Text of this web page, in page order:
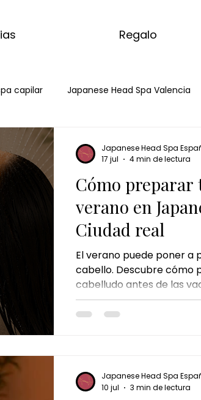
Regalo
capilar Japanese Head Spa Valencia
real
matcha massage kyoto matcha ritual
corporal de jengibre masaje de
ritual cheque de regalo El
Cómo preparar
verano en
Ciudad real
El verano puede poner a
cabello. Descubre cómo
cabelludo antes de las
ayudan a prevenir la
Spa es una excelente
Japanese Head Spa
17 jul
4 min de lectura
Japanese Head Spa
10 jul
3 min de lectura